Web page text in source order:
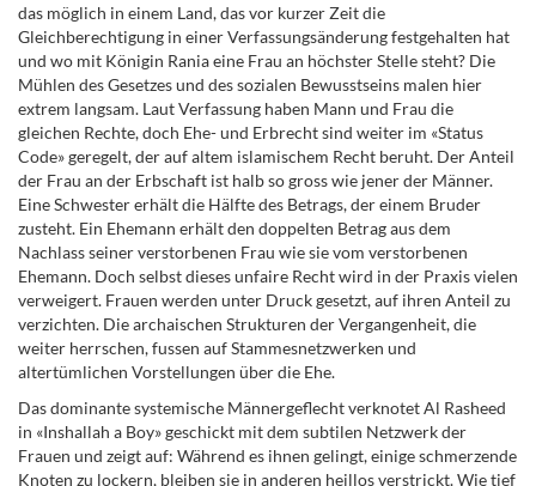
das möglich in einem Land, das vor kurzer Zeit die
Gleichberechtigung in einer Verfassungsänderung festgehalten hat
und wo mit Königin Rania eine Frau an höchster Stelle steht? Die
Mühlen des Gesetzes und des sozialen Bewusstseins malen hier
extrem langsam. Laut Verfassung haben Mann und Frau die
gleichen Rechte, doch Ehe- und Erbrecht sind weiter im «Status
Code» geregelt, der auf altem islamischem Recht beruht. Der Anteil
der Frau an der Erbschaft ist halb so gross wie jener der Männer.
Eine Schwester erhält die Hälfte des Betrags, der einem Bruder
zusteht. Ein Ehemann erhält den doppelten Betrag aus dem
Nachlass seiner verstorbenen Frau wie sie vom verstorbenen
Ehemann. Doch selbst dieses unfaire Recht wird in der Praxis vielen
verweigert. Frauen werden unter Druck gesetzt, auf ihren Anteil zu
verzichten. Die archaischen Strukturen der Vergangenheit, die
weiter herrschen, fussen auf Stammesnetzwerken und
altertümlichen Vorstellungen über die Ehe.
Das dominante systemische Männergeflecht verknotet Al Rasheed
in «Inshallah a Boy» geschickt mit dem subtilen Netzwerk der
Frauen und zeigt auf: Während es ihnen gelingt, einige schmerzende
Knoten zu lockern, bleiben sie in anderen heillos verstrickt. Wie tief